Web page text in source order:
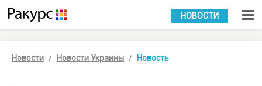
УКР РУС
НОВОСТИ
Новости Новости Украины Новость